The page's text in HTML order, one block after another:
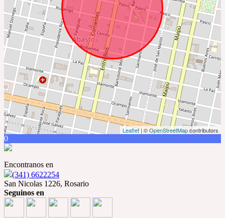
Leaflet| ©OpenStreetMapcontributors
0
Encontranos en
(341) 6622254
San Nicolas 1226, Rosario
Seguinos en